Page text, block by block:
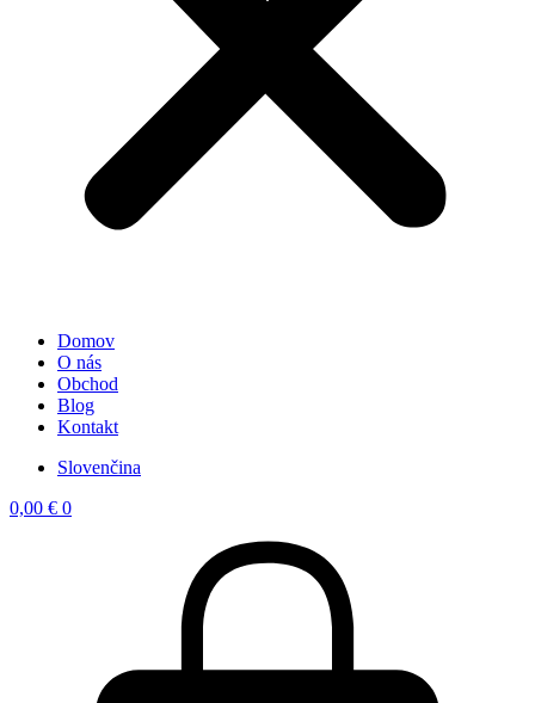
Domov
O nás
Obchod
Blog
Kontakt
Slovenčina
0,00 € 0